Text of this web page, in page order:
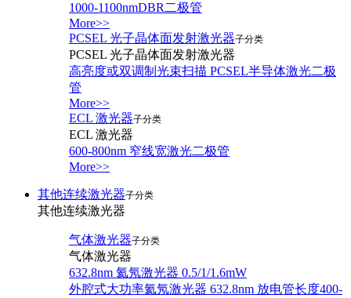
1000-1100nmDBR二极管
More>>
PCSEL 光子晶体面发射激光器子分类
PCSEL 光子晶体面发射激光器
高亮度或双调制光束扫描 PCSEL半导体激光二极
管
More>>
ECL 激光器子分类
ECL 激光器
600-800nm 窄线宽激光二极管
More>>
其他连续激光器子分类
其他连续激光器
气体激光器子分类
气体激光器
632.8nm 氦氖激光器 0.5/1/1.6mW
外腔式大功率氦氖激光器 632.8nm 放电管长度400-